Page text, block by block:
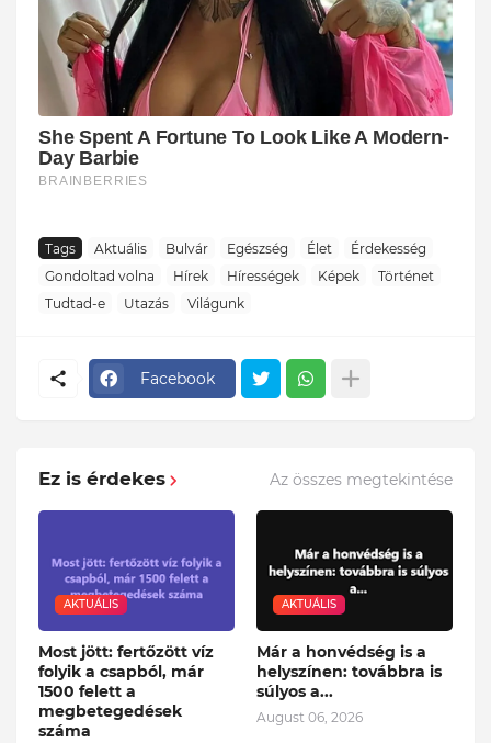
Tags Aktuális Bulvár Egészség Élet
Érdekesség
Gondoltad volna
Hírek Hírességek Képek
Történet
Tudtad-e
Utazás Világunk
Facebook
Ez is érdekes Az összes megtekintése
AKTUÁLIS
Most jött: fertőzött víz
folyik a csapból, már
1500 felett a
megbetegedések
száma
AKTUÁLIS
Már a honvédség is a
helyszínen: továbbra is
súlyos a...
August 06, 2026